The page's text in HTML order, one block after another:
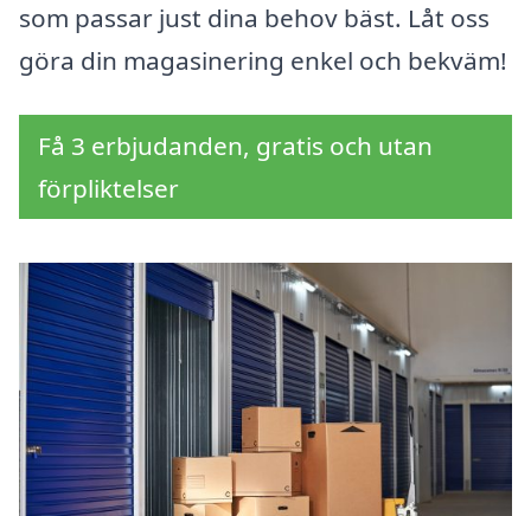
som passar just dina behov bäst. Låt oss
göra din magasinering enkel och bekväm!
Få 3 erbjudanden, gratis och utan
förpliktelser